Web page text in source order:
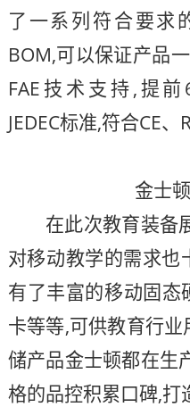
了一系列符合要求
BOM,可以保证产品
FAE技术支持,提
JEDEC标准,符合CE、
金士
在此次教育装备
对移动教学的需求也
有了丰富的移动固态
卡等等,可供教育行
储产品金士顿都在生
格的品控积累口碑,打